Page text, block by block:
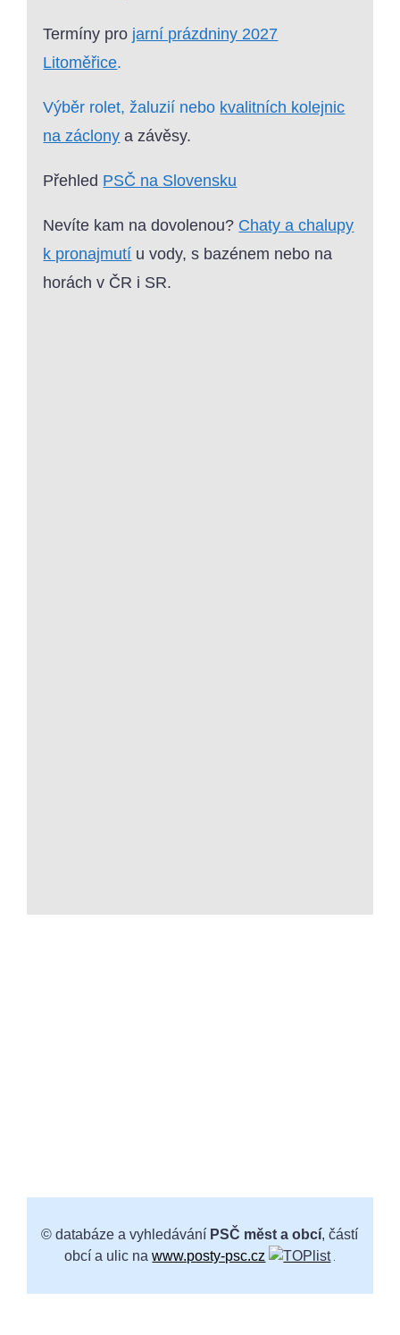
Termíny pro jarní prázdniny 2027
Litoměřice.
Výběr rolet, žaluzií nebo kvalitních kolejnic
na záclony a závěsy.
Přehled PSČ na Slovensku
Nevíte kam na dovolenou? Chaty a chalupy
k pronajmutí u vody, s bazénem nebo na
horách v ČR i SR.
© databáze a vyhledávání PSČ měst a obcí, částí
obcí a ulic nawww.posty-psc.cz